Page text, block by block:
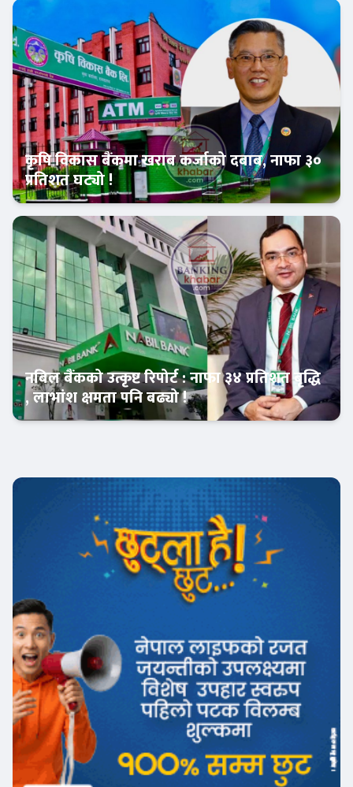
बैंक-वित्त
Banner News
कृषि विकास बैंकमा खराब कर्जाको दबाब, नाफा ३०
प्रतिशत घट्यो !
नबिल बैंकको उत्कृष्ट रिपोर्ट : नाफा ३४ प्रतिशत बृद्धि
, लाभांश क्षमता पनि बढ्यो !